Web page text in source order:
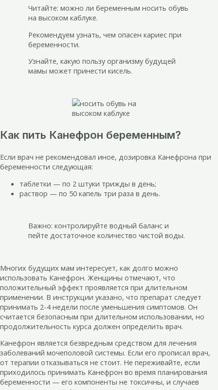
Читайте: можно ли беременным носить обувь
на высоком каблуке.
Рекомендуем узнать, чем опасен кариес при
беременности.
Узнайте, какую пользу организму будущей
мамы может принести кисель.
Как пить Канефрон беременным?
Если врач не рекомендовал иное, дозировка Канефрона при
беременности следующая:
таблетки — по 2 штуки трижды в день;
раствор — по 50 капель три раза в день.
Важно: контролируйте водный баланс и
пейте достаточное количество чистой воды.
Многих будущих мам интересует, как долго можно
использовать Канефрон. Женщины отмечают, что
положительный эффект проявляется при длительном
применении. В инструкции указано, что препарат следует
принимать 2-4 недели после уменьшения симптомов. Он
считается безопасным при длительном использовании, но
продолжительность курса должен определить врач.
Канефрон является безвредным средством для лечения
заболеваний мочеполовой системы. Если его прописал врач,
от терапии отказываться не стоит. Не переживайте, если
приходилось принимать Канефрон во время планирования
беременности — его компоненты не токсичны, и случаев